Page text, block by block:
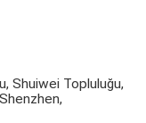
Shuiwei Topluluğu,